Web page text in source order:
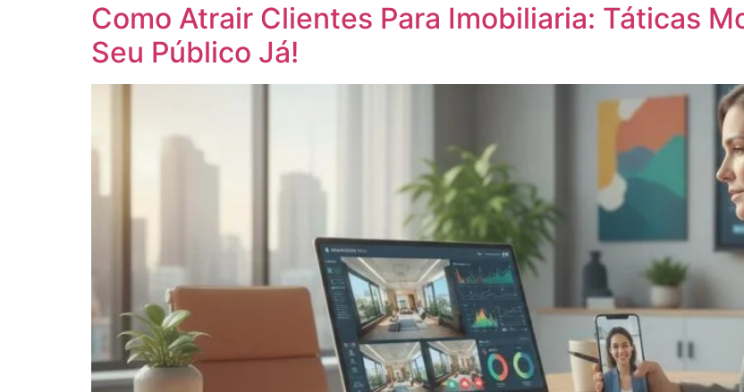
Como Atrair Clientes Para Imobiliaria: Táticas
Seu Público Já!